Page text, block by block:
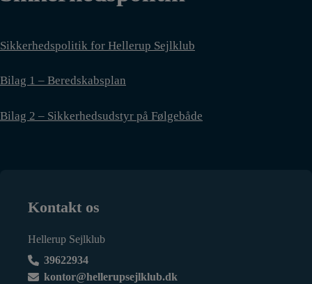
Sikkerhedspolitik for Hellerup Sejlklub
Bilag 1 – Beredskabsplan
Bilag 2 – Sikkerhedsudstyr på Følgebåde
Kontakt os
Hellerup Sejlklub
39622934
kontor@hellerupsejlklub.dk